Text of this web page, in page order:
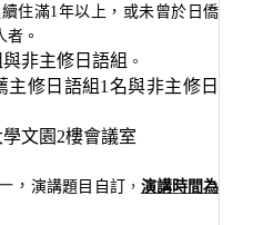
住滿1年以上，或未曾於日僑
。
非主修日語組 。
主修日語組1名與非主修日
文園2樓會議室
，演講題目自訂 ， 演講時間為